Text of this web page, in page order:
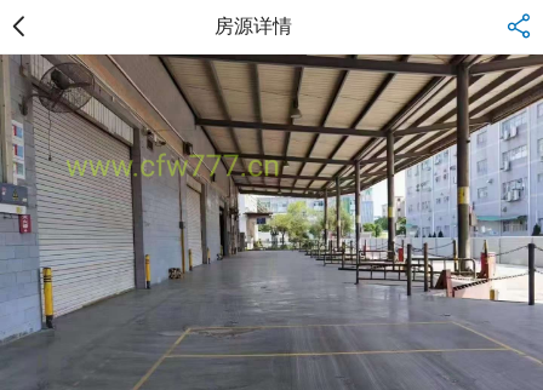
房源详情